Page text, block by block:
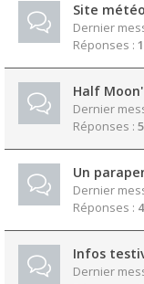
Site météo
Dernier
Réponses : 1
Half
Dernier
Réponses : 5
Un
Dernier
Réponses : 4
Infos
Dernier